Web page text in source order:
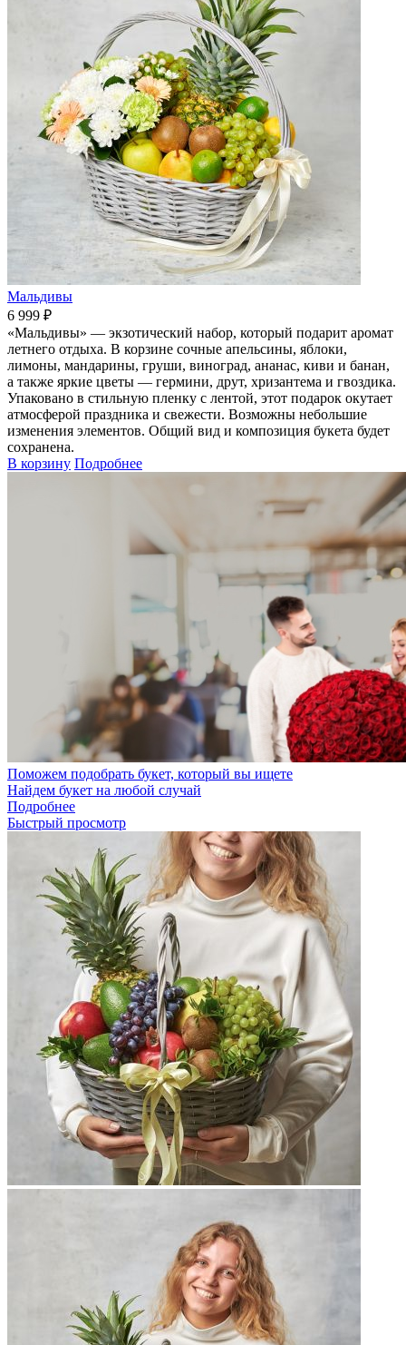
Мальдивы
6 999 ₽
«Мальдивы» — экзотический набор, который подарит аромат
летнего отдыха. В корзине сочные апельсины, яблоки,
лимоны, мандарины, груши, виноград, ананас, киви и банан,
а также яркие цветы — гермини, друт, хризантема и гвоздика.
Упаковано в стильную пленку с лентой, этот подарок окутает
атмосферой праздника и свежести. Возможны небольшие
изменения элементов. Общий вид и композиция букета будет
сохранена.
В корзину Подробнее
Поможем подобрать букет, который вы ищете
Найдем букет на любой случай
Подробнее
Быстрый просмотр